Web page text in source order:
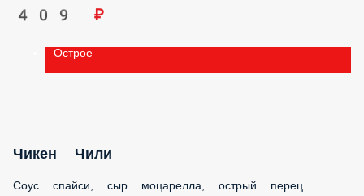
Острое
Соус спайси, сыр моцарелла, острый перец халапеньо,
нори, рис